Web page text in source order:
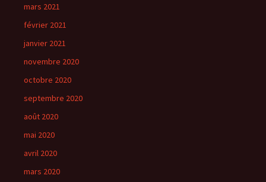
mars 2021
février 2021
janvier 2021
novembre 2020
octobre 2020
septembre 2020
août 2020
mai 2020
avril 2020
mars 2020